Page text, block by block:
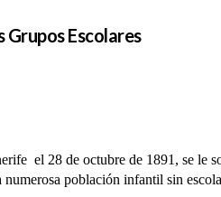
Grupos Escolares
el 28 de octubre de 1891, se le
población infantil sin